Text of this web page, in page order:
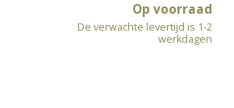
Op voorraad
De verwachte levertijd is 1-2
werkdagen